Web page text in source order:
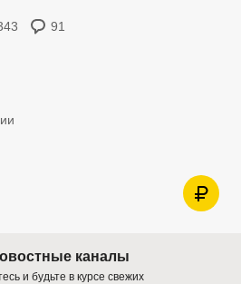
91
каналы
и будьте в курсе свежих